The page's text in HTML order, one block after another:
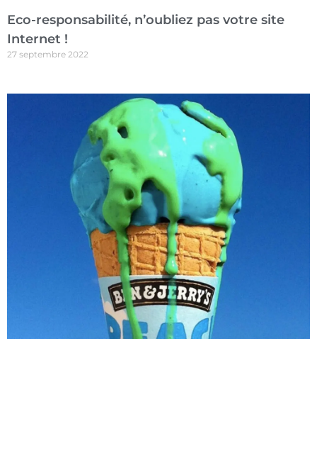
Eco-responsabilité, n’oubliez pas votre site
Internet !
27 septembre 2022